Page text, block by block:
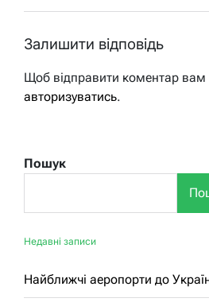
Залишити відповідь
Щоб відправити коментар вам
авторизуватись.
Пошук
Недавні записи
Найближчі аеропорти до